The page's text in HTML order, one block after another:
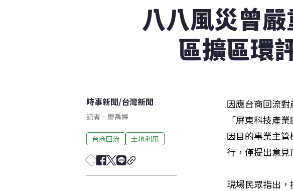
八八風災曾
區擴區環
時事新聞/台灣新聞
記者—廖禹婷
台商回流 土地利用
因應台商回流
「屏東科技產
因目的事業主
行，僅提出意見
現場民眾指出